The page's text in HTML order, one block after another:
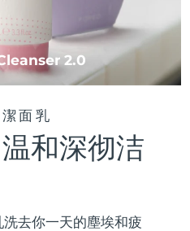
2.0
面乳
和深彻洁
去你一天的塵埃和疲
& balm
devices
& hydration
hydration devices
Whitening Set
device & 18% PAP gel
toothbrushes
anti-aging set
& décolleté LED mask
Serum
probiotic serum
Red Light Therapy
Light Serum
hair removal device
body toning
08/08/2026
預計送達日期 08/08/2026